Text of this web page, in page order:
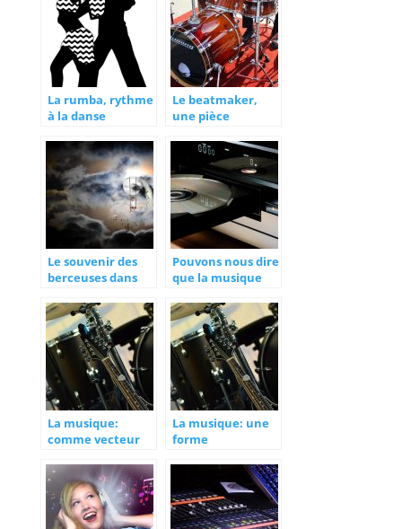
La rumba, rythme
à la danse
Le beatmaker,
une pièce
musique
Le souvenir des
berceuses dans
Pouvons nous dire
que la musique
est morte ?
La musique:
comme vecteur
sociaux
culturelles
La musique: une
forme